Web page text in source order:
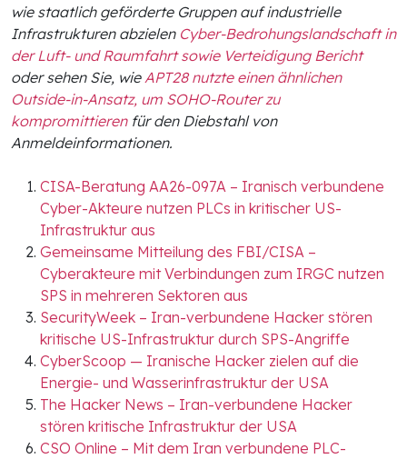
wie staatlich geförderte Gruppen auf industrielle
Infrastrukturen abzielen Cyber-Bedrohungslandschaft in
der Luft- und Raumfahrt sowie Verteidigung Bericht
oder sehen Sie, wie APT28 nutzte einen ähnlichen
Outside-in-Ansatz, um SOHO-Router zu
kompromittierenfür den Diebstahl von
Anmeldeinformationen.
CISA-Beratung AA26-097A – Iranisch verbundene
Cyber-Akteure nutzen PLCs in kritischer US-
Infrastruktur aus
Gemeinsame Mitteilung des FBI/CISA –
Cyberakteure mit Verbindungen zum IRGC nutzen
SPS in mehreren Sektoren aus
SecurityWeek – Iran-verbundene Hacker stören
kritische US-Infrastruktur durch SPS-Angriffe
CyberScoop — Iranische Hacker zielen auf die
Energie- und Wasserinfrastruktur der USA
The Hacker News – Iran-verbundene Hacker
stören kritische Infrastruktur der USA
CSO Online – Mit dem Iran verbundene PLC-